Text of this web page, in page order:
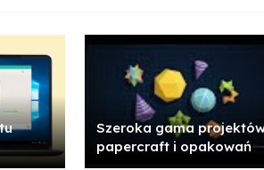
Szeroka gama
papercraft i opakowań